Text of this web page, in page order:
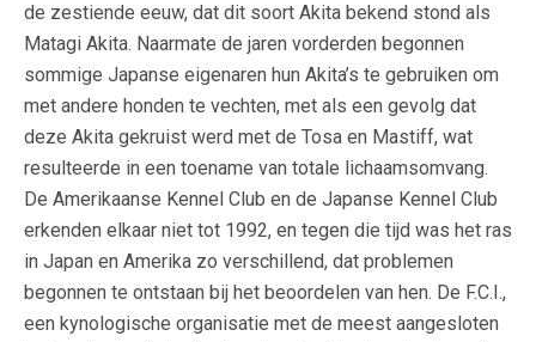
de zestiende eeuw, dat dit soort Akita bekend stond als
Matagi Akita. Naarmate de jaren vorderden begonnen
sommige Japanse eigenaren hun Akita’s te gebruiken om
met andere honden te vechten, met als een gevolg dat
deze Akita gekruist werd met de Tosa en Mastiff, wat
resulteerde in een toename van totale lichaamsomvang.
De Amerikaanse Kennel Club en de Japanse Kennel Club
erkenden elkaar niet tot 1992, en tegen die tijd was het ras
in Japan en Amerika zo verschillend, dat problemen
begonnen te ontstaan bij het beoordelen van hen. De F.C.I.,
een kynologische organisatie met de meest aangesloten